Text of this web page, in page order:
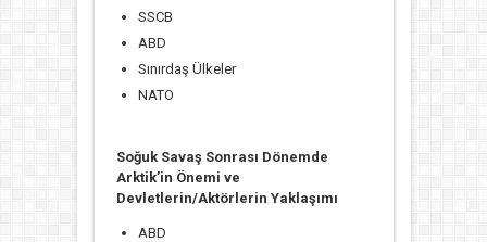
SSCB
ABD
Sınırdaş Ülkeler
NATO
Soğuk Savaş Sonrası Dönemde
Arktik’in Önemi ve
Devletlerin/Aktörlerin Yaklaşımı
ABD